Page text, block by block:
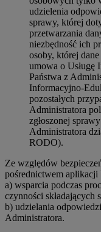
udzielenia
sprawy, której
przetwarzania
niezbędność ich
osoby, której
umowa o Usługę
Państwa z
Informacyjno-
pozostałych
Administratora
zgłoszonej
Administratora
RODO).
Ze względów
pośrednictwem aplikacji
a) wsparcia podczas
czynności składających
b) udzielania
Administratora.